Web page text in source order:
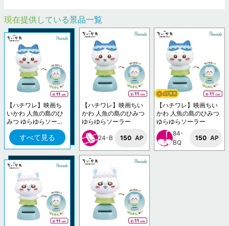
現在提供している景品一覧
【ハチワレ】映画ち
いかわ 人魚の島のひ
みつ ゆらゆらソーラ
ー
すべて見る
【ハチワレ】映画ちい
かわ 人魚の島のひみつ
ゆらゆらソーラー
24-B 150 AP
【ハチワレ】映画ちい
かわ 人魚の島のひみつ
ゆらゆらソーラー
84-
BQ
150 AP